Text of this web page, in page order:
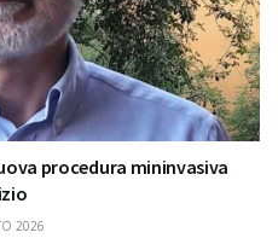
procedura mininvasiva
2026